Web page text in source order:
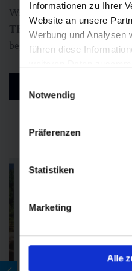
Informationen zu Ihrer
Website an unsere
Werbung und Analysen
führen diese
Nutzung der Dienste
Notwendig
Präferenzen
Statistiken
Marketing
Alle
Wandersaison weicht,
TERREX Infinite Trails
begeisterte